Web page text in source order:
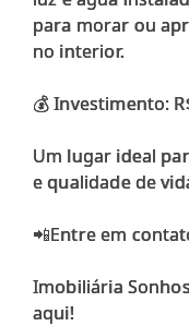
para morar ou
no interior.
💰 Investimento:
Um lugar ideal
e qualidade de
📲Entre em
Imobiliária
aqui!